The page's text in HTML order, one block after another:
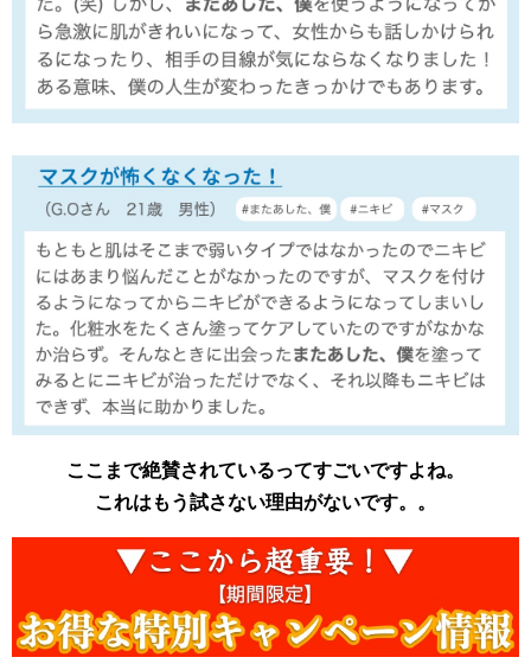
ここまで絶賛されているってすごいですよね。
これはもう試さない理由がないです。。